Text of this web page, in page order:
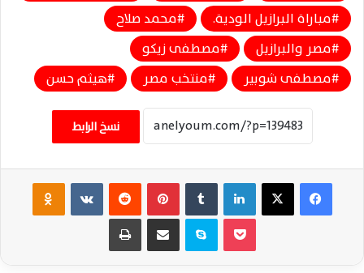
مباراة البرازيل الودية.
محمد صلاح
مصر والبرازيل
مصطفى زيكو
مصطفى شوبير
منتخب مصر هيثم حسن
نسخ الرابط
فيسبوك ‫X لينكدإن بينتيريست ‏VKontakte
سكايب مشاركة عبر البريد طباعة